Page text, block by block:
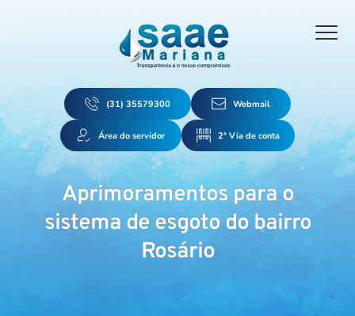
(31) 35579300 Webmail
Área do servidor 2ª Via de conta
Aprimoramentos para o
sistema de esgoto do bairro
Rosário